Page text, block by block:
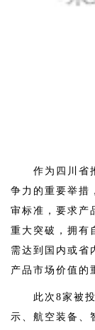
作为四川省
争力的重要举措
审标准，要求产
重大突破，拥有
需达到国内或省
产品市场价值的
此次8家被
示、航空装备、